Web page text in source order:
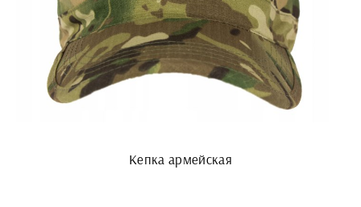
Кепка армейская